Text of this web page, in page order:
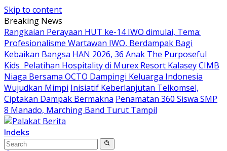
Skip to content
Breaking News
Rangkaian Perayaan HUT ke-14 IWO dimulai, Tema:
Profesionalisme Wartawan IWO, Berdampak Bagi
Kebaikan Bangsa HAN 2026, 36 Anak The Purposeful
Kids Pelatihan Hospitality di Murex Resort KalaseyCIMB
Niaga Bersama OCTO Dampingi Keluarga Indonesia
Wujudkan Mimpi Inisiatif Keberlanjutan Telkomsel,
Ciptakan Dampak Bermakna Penamatan 360 Siswa SMP
8 Manado, Marching Band Turut Tampil
Indeks